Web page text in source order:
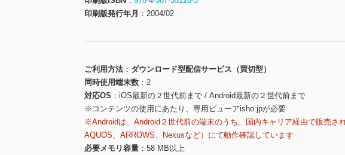
印刷版発行年月
2004/02
ご利用方法
ダウンロード型配信サービス（買切型）
同時使用端末数
2
対応OS
iOS最新の２世代前まで / Android最新の２世代前まで
※コンテンツの使用にあたり、専用ビューアisho.jpが必要
※Androidは、Android２世代前の端末のうち、国内キャリア経由で販売さ
AQUOS、ARROWS、Nexusなど）にて動作確認しています
必要メモリ容量
58 MB以上